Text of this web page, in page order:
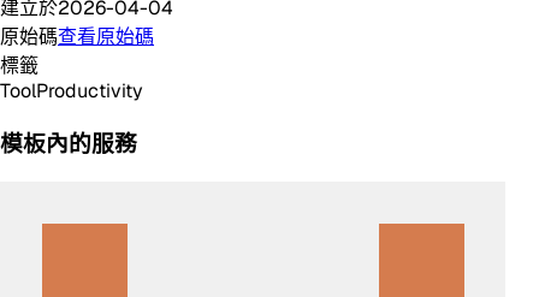
建立於2026-04-04
原始碼查看原始碼
標籤
ToolProductivity
模板內的服務